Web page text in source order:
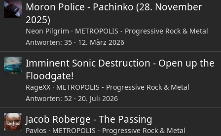
Moron Police - Pachinko (28. November
2025)
Neon Pilgrim
METROPOLIS - Progressive Rock & Metal
Antworten 35 12. März 2026
Imminent Sonic Destruction - Open up the
Floodgate!
RageXX
METROPOLIS - Progressive Rock & Metal
Antworten 52 20. Juli 2026
Jacob Roberge - The Passing
Pavlos
METROPOLIS - Progressive Rock & Metal